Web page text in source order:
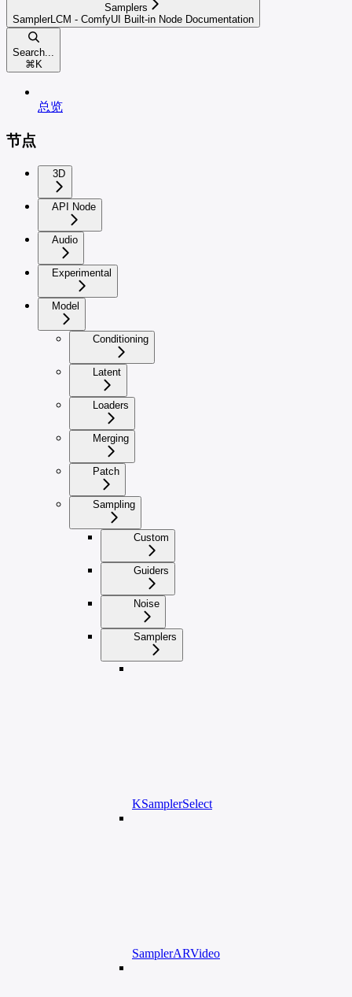
Samplers
SamplerLCM - ComfyUI Built-in Node Documentation
Search...
⌘ K
总览
节点
3D
API Node
Audio
Experimental
Model
Conditioning
Latent
Loaders
Merging
Patch
Sampling
Custom
Guiders
Noise
Samplers
KSamplerSelect
SamplerARVideo